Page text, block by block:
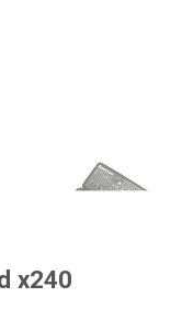
x240